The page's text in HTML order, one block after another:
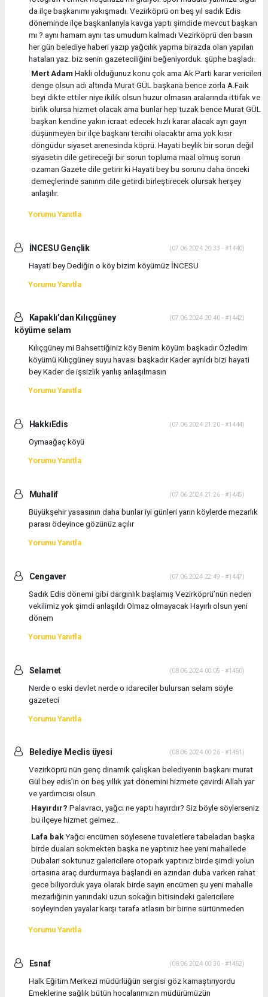
da ilçe başkanımı yakışmadı. Vezirköprü on beş yıl sadık Edis
döneminde ilçe başkanlarıyla kavga yaptı şimdide mevcut başkan
mı ? aynı hamam aynı tas umudum kalmadı Vezirköprü den basın
her gün belediye haberi yazıp yağcılık yapma birazda olan yapılan
hataları yaz. biz senin gazeteciliğini beğeniyorduk. şüphe başladı.
Mert Adam Hakli olduğunuz konu çok ama Ak Parti karar vericileri
denge olsun adı altında Murat GÜL başkana bence zorla A.Faik
beyi dikte ettiler niye ikilik olsun huzur olmasın aralarında ittifak ve
birlik olursa hizmet olacak ama bunlar hep tuzak bence Murat GÜL
başkan kendine yakın icraat edecek hızlı karar alacak ayrı gayrı
düşünmeyen bir ilçe başkanı tercihi olacaktır ama yok kısır
döngüdur siyaset arenesinda köprü. Hayati beylik bir sorun değil
siyasetin dile getireceği bir sorun topluma maal olmuş sorun
ozaman Gazete dile getirir ki Hayati bey bu sorunu daha önceki
demeçlerinde sanırım dile getirdi birleştirecek olursak herşey
anlaşılır.
Yorumu Yanıtla
İNCESU Gençlik (07.06.2024 20:33 - #1440)
Hayati bey Dediğin o köy bizim köyümüz İNCESU
Yorumu Yanıtla
Kapaklı’dan Kılıçgüney
köyüme selam
(07.06.2024 20:40 - #1442)
Kılıçgüney mi Bahsettiğiniz köy Benim köyüm başkadır Özledim
köyümü Kılıçgüney suyu havası başkadır Kader ayrıldı bizi hayati
bey Kader de işsizlik yanlış anlaşılmasın
Yorumu Yanıtla
HakkıEdis (07.06.2024 21:20 - #1444)
Oymaağaç köyü
Yorumu Yanıtla
Muhalif (07.06.2024 21:26 - #1445)
Büyükşehir yasasının daha bunlar iyi günleri yarın köylerde mezarlık
parası ödeyince gözünüz açılır
Yorumu Yanıtla
Cengaver (07.06.2024 22:49 - #1447)
Sadık Edis dönemi gibi dargınlık başlamış Vezirköprü’nün neden
vekilimiz yok şimdi anlaşıldı Olmaz olmayacak Hayırlı olsun yeni
dönem
Yorumu Yanıtla
Selamet (08.06.2024 00:05 - #1450)
Nerde o eski devlet nerde o idareciler bulursan selam söyle
gazeteci
Yorumu Yanıtla
Belediye Meclis üyesi (08.06.2024 00:26 - #1451)
Vezirköprü nün genç dinamik çalışkan belediyenin başkanı murat
Gül bey edis’in on beş yıllık yat dönemini hizmete çevirdi Allah yar
ve yardımcısı olsun.
Hayırdır? Palavracı, yağcı ne yaptı hayırdır? Siz böyle söylerseniz
bu ilçeye hizmet gelmez..
Lafa bakYağcı encümen söylesene tuvaletlere tabeladan başka
birde duaları sokmekten başka ne yaptınız hee yeni mahallede
Dubalari soktunuz galericilere otopark yaptınız birde şimdi yolun
ortasına araç durdurmaya başlandi en azından duba varken rahat
gece biliyorduk yaya olarak birde sayın encümen şu yeni mahalle
mezarlığinin yanındaki uzun sokağın bitisindeki galericilere
soyleyinden yayalar karşı tarafa atlasın bir birine sürtünmeden
Yorumu Yanıtla
Esnaf (08.06.2024 00:30 - #1452)
Halk Eğitim Merkezi müdürlüğün sergisi göz kamaştırıyordu
Emeklerine sağlık bütün hocalarımızın müdürümüzün